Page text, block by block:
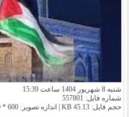
شنبه 8 شهریور 1404 ساعت 15:39
شماره فایل: 557801
حجم فایل: 45.13 KB | اندازه تصویر: 600 * 300